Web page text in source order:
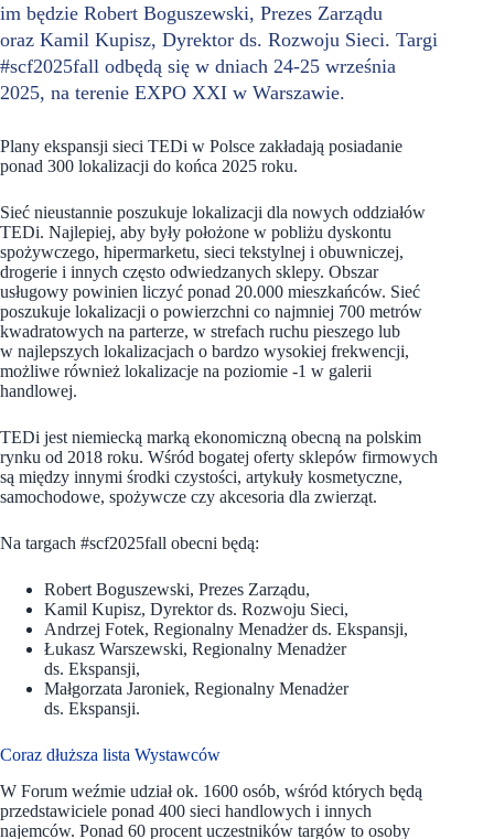
im będzie Robert Boguszewski, Prezes Zarządu
oraz Kamil Kupisz, Dyrektor ds. Rozwoju Sieci. Targi
#scf2025fall odbędą się w dniach 24-25 września
2025, na terenie EXPO XXI w Warszawie.
Plany ekspansji sieci TEDi w Polsce zakładają posiadanie
ponad 300 lokalizacji do końca 2025 roku.
Sieć nieustannie poszukuje lokalizacji dla nowych oddziałów
TEDi. Najlepiej, aby były położone w pobliżu dyskontu
spożywczego, hipermarketu, sieci tekstylnej i obuwniczej,
drogerie i innych często odwiedzanych sklepy. Obszar
usługowy powinien liczyć ponad 20.000 mieszkańców. Sieć
poszukuje lokalizacji o powierzchni co najmniej 700 metrów
kwadratowych na parterze, w strefach ruchu pieszego lub
w najlepszych lokalizacjach o bardzo wysokiej frekwencji,
możliwe również lokalizacje na poziomie -1 w galerii
handlowej.
TEDi jest niemiecką marką ekonomiczną obecną na polskim
rynku od 2018 roku. Wśród bogatej oferty sklepów firmowych
są między innymi środki czystości, artykuły kosmetyczne,
samochodowe, spożywcze czy akcesoria dla zwierząt.
Na targach #scf2025fall obecni będą:
Robert Boguszewski, Prezes Zarządu,
Kamil Kupisz, Dyrektor ds. Rozwoju Sieci,
Andrzej Fotek, Regionalny Menadżer ds. Ekspansji,
Łukasz Warszewski, Regionalny Menadżer
ds. Ekspansji,
Małgorzata Jaroniek, Regionalny Menadżer
ds. Ekspansji.
Coraz dłuższa lista Wystawców
W Forum weźmie udział ok. 1600 osób, wśród których będą
przedstawiciele ponad 400 sieci handlowych i innych
najemców. Ponad 60 procent uczestników targów to osoby